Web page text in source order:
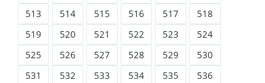
513
514 515 516 517
518
519
520 521 522 523
524
525
526 527 528 529
530
531
532 533 534 535
536